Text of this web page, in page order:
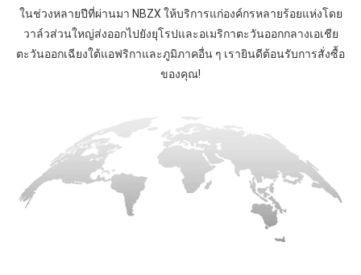
ในช่วงหลายปีที่ผ่านมา NBZX ให้บริการแก่องค์กรหลายร้อยแห่งโดย
วาล์วส่วนใหญ่ส่งออกไปยังยุโรปและอเมริกาตะวันออกกลางเอเชีย
ตะวันออกเฉียงใต้แอฟริกาและภูมิภาคอื่น ๆ เรายินดีต้อนรับการสั่งซื้อ
ของคุณ!